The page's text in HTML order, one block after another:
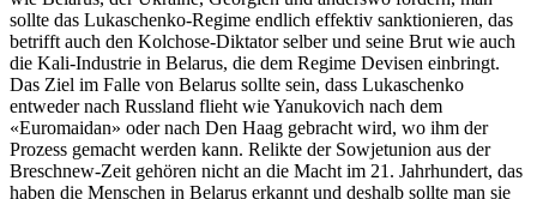
sollte das Lukaschenko-Regime endlich effektiv sanktionieren, das
betrifft auch den Kolchose-Diktator selber und seine Brut wie auch
die Kali-Industrie in Belarus, die dem Regime Devisen einbringt.
Das Ziel im Falle von Belarus sollte sein, dass Lukaschenko
entweder nach Russland flieht wie Yanukovich nach dem
«Euromaidan» oder nach Den Haag gebracht wird, wo ihm der
Prozess gemacht werden kann. Relikte der Sowjetunion aus der
Breschnew-Zeit gehören nicht an die Macht im 21. Jahrhundert, das
haben die Menschen in Belarus erkannt und deshalb sollte man sie